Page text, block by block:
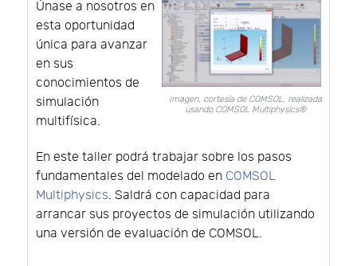
Imagen, cortesía de COMSOL, realizada
usando COMSOL Multiphysics®
Únase a nosotros en
esta oportunidad
única para avanzar
en sus
conocimientos de
simulación
multifísica.
En este taller podrá trabajar sobre los pasos
fundamentales del modelado en COMSOL
Multiphysics. Saldrá con capacidad para
arrancar sus proyectos de simulación utilizando
una versión de evaluación de COMSOL.